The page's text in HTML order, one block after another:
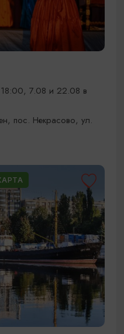
7.08 и 22.08 в
пос. Некрасово, ул.